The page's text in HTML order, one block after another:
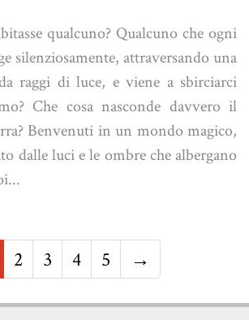
qualcuno? Qualcuno che ogni
silenziosamente, attraversando una
raggi di luce, e viene a sbirciarci
Che cosa nasconde davvero il
Benvenuti in un mondo magico,
dalle luci e le ombre che albergano
2 3 4 5 →